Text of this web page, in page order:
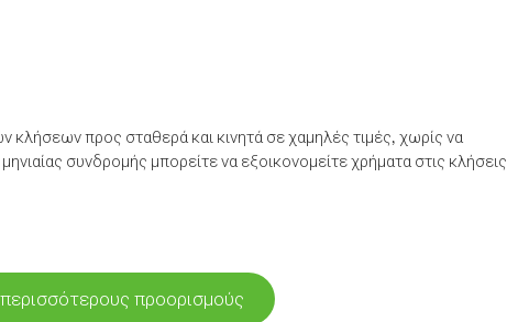
κλήσεων προς σταθερά και κινητά σε χαμηλές τιμές, χωρίς να
συνδρομής μπορείτε να εξοικονομείτε χρήματα στις κλήσεις
προορισμούς